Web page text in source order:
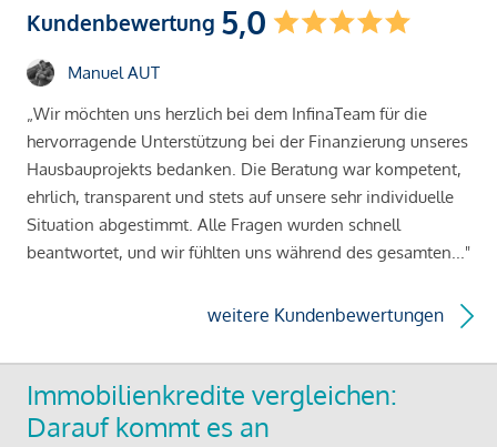
Kundenbewertung 5,0
Manuel AUT
„Wir möchten uns herzlich bei dem InfinaTeam für die
hervorragende Unterstützung bei der Finanzierung unseres
Hausbauprojekts bedanken. Die Beratung war kompetent,
ehrlich, transparent und stets auf unsere sehr individuelle
Situation abgestimmt. Alle Fragen wurden schnell
beantwortet, und wir fühlten uns während des gesamten..."
weitere Kundenbewertungen
Immobilienkredite vergleichen:
Darauf kommt es an